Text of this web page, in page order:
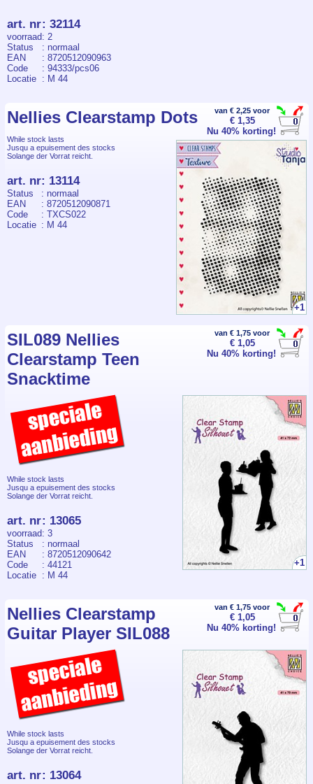
art. nr: 32114
voorraad: 2
Status
: normaal
EAN
: 8720512090963
Code
: 94333/pcs06
Locatie : M 44
van € 2,25 voor
€ 1,35
Nu 40% korting!
Nellies Clearstamp Dots
+1
While stock lasts
Jusqu a epuisement des stocks
Solange der Vorrat reicht.
art. nr: 13114
Status
: normaal
EAN
: 8720512090871
Code
: TXCS022
Locatie : M 44
van € 1,75 voor
€ 1,05
Nu 40% korting!
SIL089 Nellies
Clearstamp Teen
Snacktime
+1
While stock lasts
Jusqu a epuisement des stocks
Solange der Vorrat reicht.
art. nr: 13065
voorraad: 3
Status
: normaal
EAN
: 8720512090642
Code
: 44121
Locatie : M 44
van € 1,75 voor
€ 1,05
Nu 40% korting!
Nellies Clearstamp
Guitar Player SIL088
While stock lasts
Jusqu a epuisement des stocks
Solange der Vorrat reicht.
art. nr: 13064